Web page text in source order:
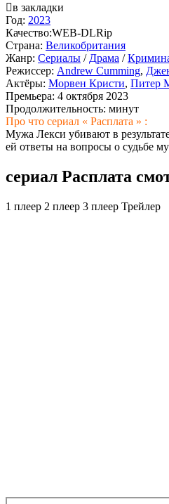
в закладки
Год: 2023
Качество:WEB-DLRip
Страна: Великобритания
Жанр: Сериалы / Драма /
Режиссер: Andrew Cumming,
Актёры: Морвен Кристи, Питер
Премьера: 4 октября 2023
Продолжительность: минут
Про что сериал « Расплата » :
Мужа Лекси убивают в
ей ответы на вопросы о судьбе
сериал Расплата
1 плеер 2 плеер 3 плеер Трейлер